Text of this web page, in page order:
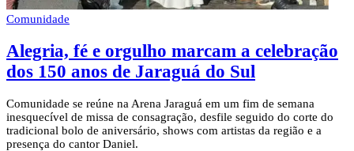
Comunidade
Alegria, fé e orgulho marcam a celebração
dos 150 anos de Jaraguá do Sul
Comunidade se reúne na Arena Jaraguá em um fim de semana
inesquecível de missa de consagração, desfile seguido do corte do
tradicional bolo de aniversário, shows com artistas da região e a
presença do cantor Daniel.